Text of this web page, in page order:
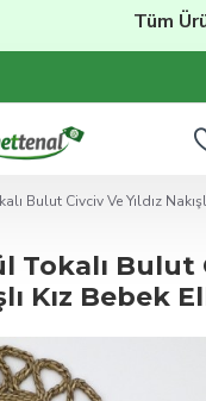
Tüm
Bulut Civciv Ve Yıldız
Tokalı Bulut
Kız Bebek